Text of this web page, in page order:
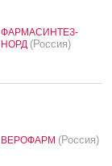
ФАРМАСИНТЕЗ-
НОРД (Россия)
ВЕРОФАРМ (Россия)